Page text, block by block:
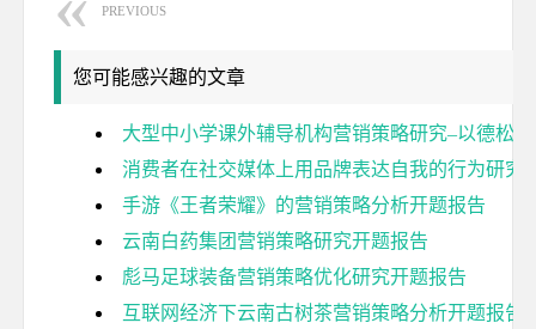
PREVIOUS
您可能感兴趣的文章
大型中小学课外辅导机构营销策略研究–以德松
消费者在社交媒体上用品牌表达自我的行为研究
手游《王者荣耀》的营销策略分析开题报告
云南白药集团营销策略研究开题报告
彪马足球装备营销策略优化研究开题报告
互联网经济下云南古树茶营销策略分析开题报告